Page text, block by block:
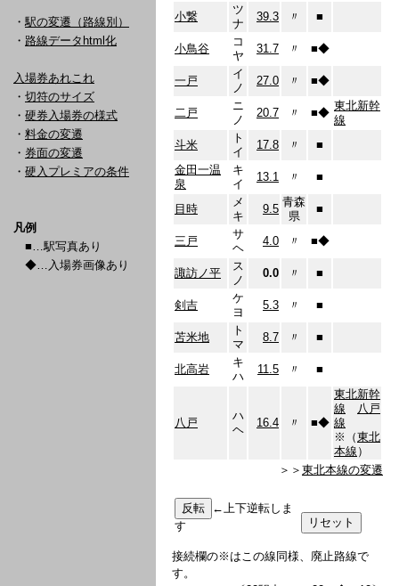
・ 駅の変遷（路線別）
・ 路線データhtml化
入場券あれこれ
・ 切符のサイズ
・ 硬券入場券の様式
・ 料金の変遷
・ 券面の変遷
・ 硬入プレミアの条件
凡例
■…駅写真あり
◆…入場券画像あり
小繋
ツ
ナ
39.3 〃 ■
小鳥谷
コ
ヤ
31.7 〃 ■◆
一戸
イ
ノ
27.0 〃 ■◆
二戸
ニ
ノ
20.7 〃 ■◆
東北新幹
線
斗米
ト
イ
17.8 〃
■
金田一温
泉
キ
イ
13.1 〃 ■
目時
メ
キ
9.5
青森
県
■
三戸
サ
ヘ
4.0 〃 ■◆
諏訪ノ平
ス
ノ
0.0 〃 ■
剣吉
ケ
ヨ
5.3 〃 ■
苫米地
ト
マ
8.7 〃 ■
北高岩
キ
ハ
11.5 〃 ■
八戸
ハ
ヘ
16.4 〃 ■◆
東北新幹
線
八戸
線
※（東北
本線 ）
＞＞ 東北本線の変遷
←上下逆転しま
す
接続欄の※はこの線同様、廃止路線で
す。